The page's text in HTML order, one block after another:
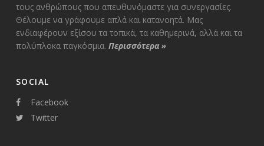
τους ανθρώπους που απευθυνόμαστε για συνεργασίες.
Θέλουμε να γράφουμε απλά και κατανοητά. Μας
ενδιαφέρουν εξίσου τα τοπικά, τα καθημερινά, αλλά και τα
πολύπλοκα παγκόσμια. Περισσότερα»
SOCIAL
Facebook
Twitter